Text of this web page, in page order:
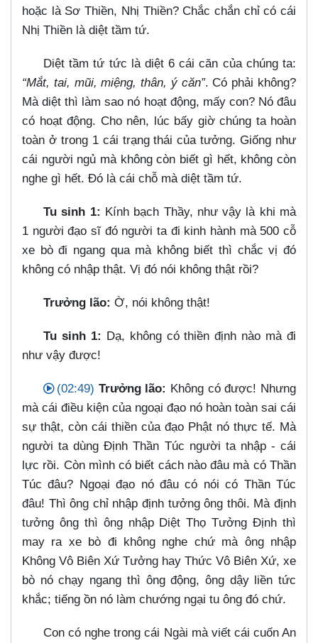
hoặc là Sơ Thiền, Nhị Thiền? Chắc chắn chỉ có cái
Nhị Thiền là diệt tầm tứ.
Diệt tầm tứ tức là diệt 6 cái căn của chúng ta:
“Mắt, tai, mũi, miệng, thân, ý căn”. Có phải không?
Mà diệt thì làm sao nó hoạt động, mấy con? Nó đâu
có hoạt động. Cho nên, lúc bấy giờ chúng ta hoàn
toàn ở trong 1 cái trạng thái của tưởng. Giống như
cái người ngủ mà không còn biết gì hết, không còn
nghe gì hết. Đó là cái chỗ mà diệt tầm tứ.
Tu sinh 1: Kính bạch Thầy, như vậy là khi mà
1 người đạo sĩ đó người ta đi kinh hành mà 500 cỗ
xe bò đi ngang qua mà không biết thì chắc vị đó
không có nhập thật. Vị đó nói không thật rồi?
Trưởng lão: Ờ, nói không thật!
Tu sinh 1: Dạ, không có thiền định nào mà đi
như vậy được!
(02:49) Trưởng lão: Không có được! Nhưng
mà cái điều kiện của ngoại đạo nó hoàn toàn sai cái
sự thật, còn cái thiền của đạo Phật nó thực tế. Mà
người ta dùng Định Thần Túc người ta nhập - cái
lực rồi. Còn mình có biết cách nào đâu mà có Thần
Túc đâu? Ngoại đạo nó đâu có nói có Thần Túc
đâu! Thì ông chỉ nhập định tưởng ông thôi. Mà định
tưởng ông thì ông nhập Diệt Thọ Tưởng Định thì
may ra xe bò đi không nghe chứ mà ông nhập
Không Vô Biên Xứ Tưởng hay Thức Vô Biên Xứ, xe
bò nó chạy ngang thì ông động, ông dậy liền tức
khắc; tiếng ồn nó làm chướng ngại tu ông đó chứ.
Con có nghe trong cái Ngài mà viết cái cuốn An